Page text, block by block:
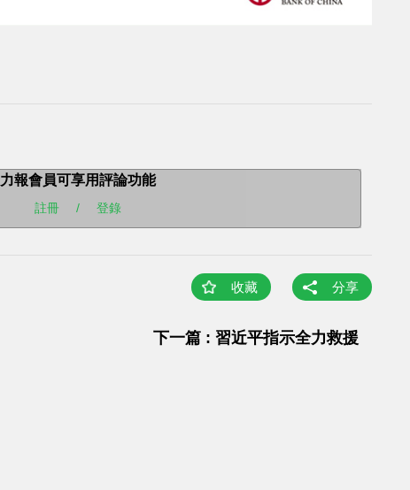
力報會員可享用評論功能
註冊 / 登錄
收藏 分享
下一篇 : 習近平指示全力救援